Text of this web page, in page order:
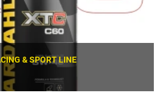
& SPORT LINE